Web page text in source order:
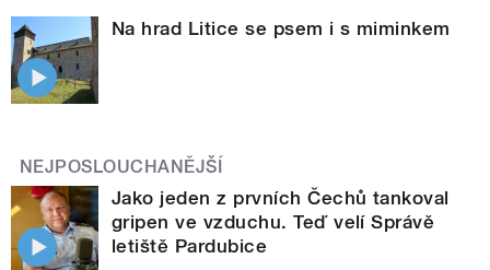
Na hrad Litice se psem i s miminkem
NEJPOSLOUCHANĚJŠÍ
Jako jeden z prvních Čechů tankoval
gripen ve vzduchu. Teď velí Správě
letiště Pardubice